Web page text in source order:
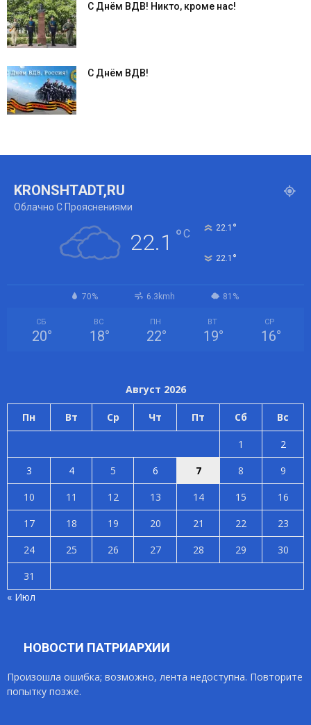
С Днём ВДВ! Никто, кроме нас!
С Днём ВДВ!
KRONSHTADT,RU
Облачно С Прояснениями
22.1 °C 22.1 °
22.1 °
70% 6.3kmh 81%
СБ
20°
ВС
18°
ПН
22°
ВТ
19°
СР
16°
Август 2026
Пн Вт Ср Чт Пт Сб Вс
1
2
3
4 5 6 7 8
9
10
11 12 13 14 15
16
17
18 19 20 21 22
23
24
25 26 27 28 29
30
31
« Июл
НОВОСТИ ПАТРИАРХИИ
Произошла ошибка; возможно, лента недоступна. Повторите
попытку позже.